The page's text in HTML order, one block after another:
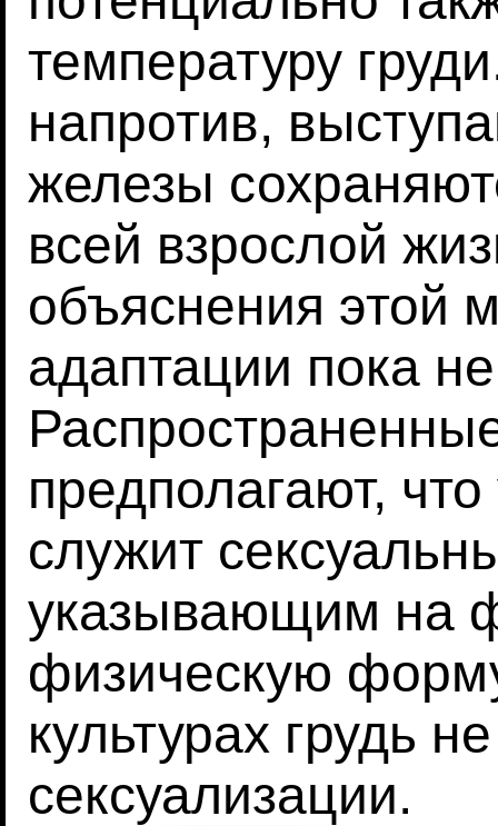
температуру
напротив,
железы
всей взрослой
объяснения этой
адаптации пока
предполагают,
служит
указывающим на
физическую
культурах грудь
сексуализации.